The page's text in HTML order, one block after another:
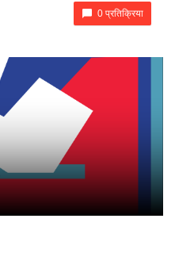
0 प्रतिक्रिया